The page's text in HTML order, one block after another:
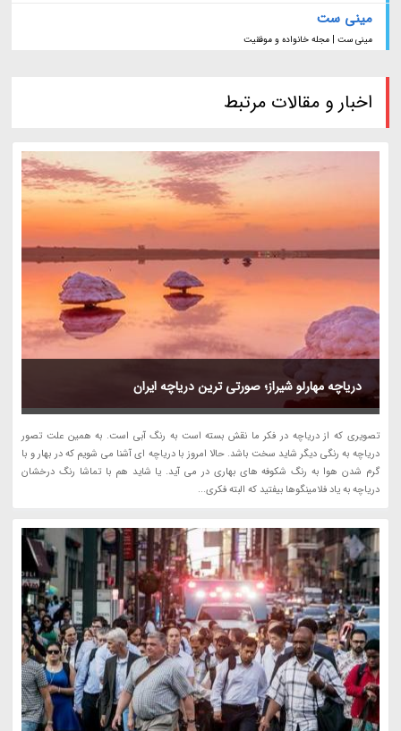
مینی ست
مینی ست | مجله خانواده و موفقیت
اخبار و مقالات مرتبط
دریاچه مهارلو شیراز؛ صورتی ترین دریاچه ایران
تصویری که از دریاچه در فکر ما نقش بسته است به رنگ آبی است. به همین علت تصور
دریاچه به رنگی دیگر شاید سخت باشد. حالا امروز با دریاچه ای آشنا می شویم که در بهار و با
گرم شدن هوا به رنگ شکوفه های بهاری در می آید. یا شاید هم با تماشا رنگ درخشان
دریاچه به یاد فلامینگوها بیفتید که البته فکری...